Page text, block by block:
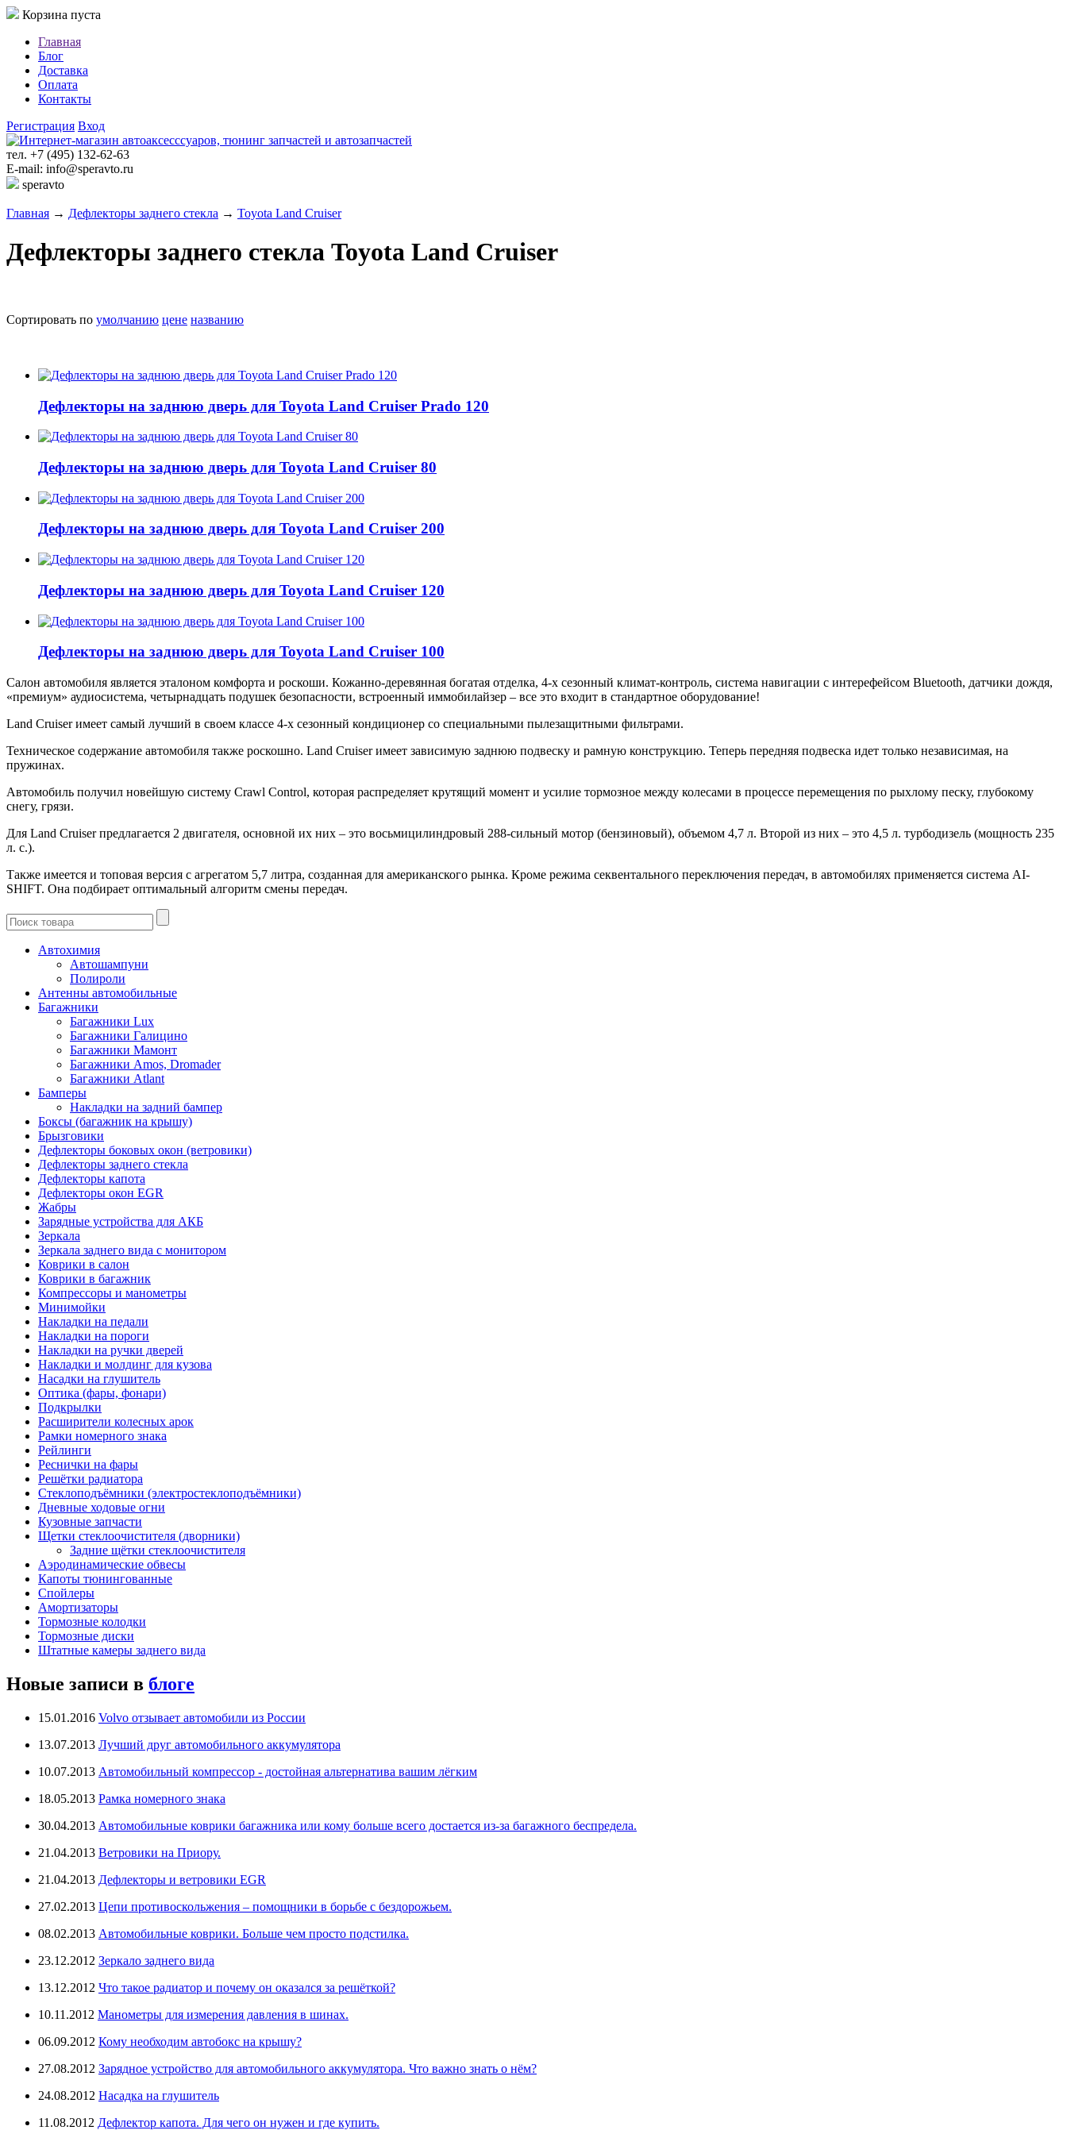
Корзина пуста
Главная
Блог
Доставка
Оплата
Контакты
Регистрация Вход
тел. +7 (495) 132-62-63
E-mail: info@speravto.ru
speravto
Главная → Дефлекторы заднего стекла → Toyota Land Cruiser
Дефлекторы заднего стекла Toyota Land Cruiser
Сортировать по умолчанию цене названию
Дефлекторы на заднюю дверь для Toyota Land Cruiser Prado 120
Дефлекторы на заднюю дверь для Toyota Land Cruiser 80
Дефлекторы на заднюю дверь для Toyota Land Cruiser 200
Дефлекторы на заднюю дверь для Toyota Land Cruiser 120
Дефлекторы на заднюю дверь для Toyota Land Cruiser 100
Салон автомобиля является эталоном комфорта и роскоши. Кожанно-деревянная богатая отделка, 4-х сезонный климат-контроль, система навигации с интерефейсом Bluetooth, датчики дождя,
«премиум» аудиосистема, четырнадцать подушек безопасности, встроенный иммобилайзер – все это входит в стандартное оборудование!
Land Cruiser имеет самый лучший в своем классе 4-х сезонный кондиционер со специальными пылезащитными фильтрами.
Техническое содержание автомобиля также роскошно. Land Cruiser имеет зависимую заднюю подвеску и рамную конструкцию. Теперь передняя подвеска идет только независимая, на
пружинах.
Автомобиль получил новейшую систему Crawl Control, которая распределяет крутящий момент и усилие тормозное между колесами в процессе перемещения по рыхлому песку, глубокому
снегу, грязи.
Для Land Cruiser предлагается 2 двигателя, основной их них – это восьмицилиндровый 288-сильный мотор (бензиновый), объемом 4,7 л. Второй из них – это 4,5 л. турбодизель (мощность 235
л. с.).
Также имеется и топовая версия с агрегатом 5,7 литра, созданная для американского рынка. Кроме режима секвентального переключения передач, в автомобилях применяется система AI-
SHIFT. Она подбирает оптимальный алгоритм смены передач.
Автохимия
Автошампуни
Полироли
Антенны автомобильные
Багажники
Багажники Lux
Багажники Галицино
Багажники Мамонт
Багажники Amos, Dromader
Багажники Atlant
Бамперы
Накладки на задний бампер
Боксы (багажник на крышу)
Брызговики
Дефлекторы боковых окон (ветровики)
Дефлекторы заднего стекла
Дефлекторы капота
Дефлекторы окон EGR
Жабры
Зарядные устройства для АКБ
Зеркала
Зеркала заднего вида с монитором
Коврики в салон
Коврики в багажник
Компрессоры и манометры
Минимойки
Накладки на педали
Накладки на пороги
Накладки на ручки дверей
Накладки и молдинг для кузова
Насадки на глушитель
Оптика (фары, фонари)
Подкрылки
Расширители колесных арок
Рамки номерного знака
Рейлинги
Реснички на фары
Решётки радиатора
Стеклоподъёмники (электростеклоподъёмники)
Дневные ходовые огни
Кузовные запчасти
Щетки стеклоочистителя (дворники)
Задние щётки стеклоочистителя
Аэродинамические обвесы
Капоты тюнингованные
Спойлеры
Амортизаторы
Тормозные колодки
Тормозные диски
Штатные камеры заднего вида
Новые записи в блоге
15.01.2016 Volvo отзывает автомобили из России
13.07.2013 Лучший друг автомобильного аккумулятора
10.07.2013 Автомобильный компрессор - достойная альтернатива вашим лёгким
18.05.2013 Рамка номерного знака
30.04.2013 Автомобильные коврики багажника или кому больше всего достается из-за багажного беспредела.
21.04.2013 Ветровики на Приору.
21.04.2013 Дефлекторы и ветровики EGR
27.02.2013 Цепи противоскольжения – помощники в борьбе с бездорожьем.
08.02.2013 Автомобильные коврики. Больше чем просто подстилка.
23.12.2012 Зеркало заднего вида
13.12.2012 Что такое радиатор и почему он оказался за решёткой?
10.11.2012 Манометры для измерения давления в шинах.
06.09.2012 Кому необходим автобокс на крышу?
27.08.2012 Зарядное устройство для автомобильного аккумулятора. Что важно знать о нём?
24.08.2012 Насадка на глушитель
11.08.2012 Дефлектор капота. Для чего он нужен и где купить.